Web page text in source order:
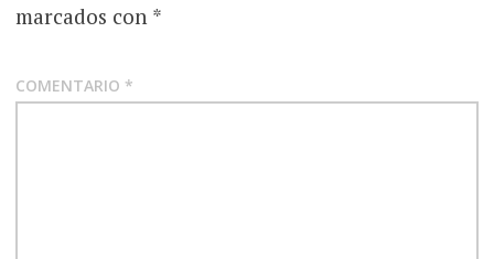
marcados con *
COMENTARIO *